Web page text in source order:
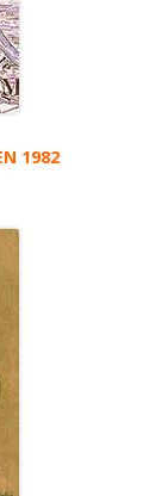
1982